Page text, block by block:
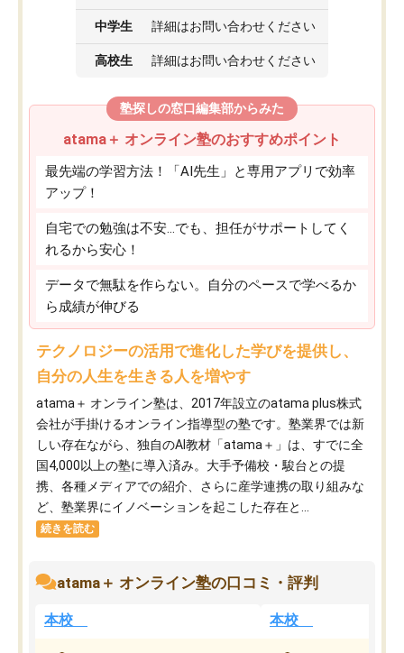
中学生 詳細はお問い合わせください
高校生 詳細はお問い合わせください
塾探しの窓口編集部からみた
atama＋ オンライン塾のおすすめポイント
最先端の学習方法！「AI先生」と専用アプリで効率
アップ！
自宅での勉強は不安…でも、担任がサポートしてく
れるから安心！
データで無駄を作らない。自分のペースで学べるか
ら成績が伸びる
テクノロジーの活用で進化した学びを提供し、
自分の人生を生きる人を増やす
atama＋ オンライン塾は、2017年設立のatama plus株式
会社が手掛けるオンライン指導型の塾です。塾業界では新
しい存在ながら、独自のAI教材「atama＋」は、すでに全
国4,000以上の塾に導入済み。大手予備校・駿台との提
携、各種メディアでの紹介、さらに産学連携の取り組みな
ど、塾業界にイノベーションを起こした存在と...
続きを読む
atama＋ オンライン塾の口コミ・評判
本校 本校